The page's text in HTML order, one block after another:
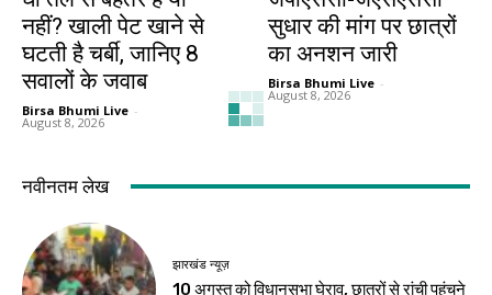
नहीं? खाली पेट खाने से
घटती है चर्बी, जानिए 8
सवालों के जवाब
Birsa Bhumi Live -
August 8, 2026
सुधार की मांग पर छात्रों
का अनशन जारी
Birsa Bhumi Live -
August 8, 2026
झारखंड न्यूज़ गिरिडीह